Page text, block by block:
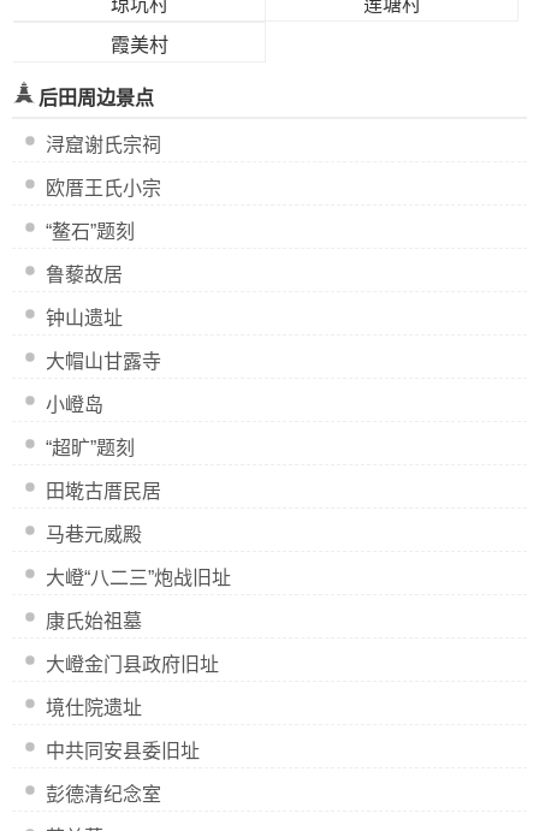
琼坑村
莲塘村
霞美村
后田周边景点
浔窟谢氏宗祠
欧厝王氏小宗
“鳌石”题刻
鲁藜故居
钟山遗址
大帽山甘露寺
小嶝岛
“超旷”题刻
田墘古厝民居
马巷元威殿
大嶝“八二三”炮战旧址
康氏始祖墓
大嶝金门县政府旧址
境仕院遗址
中共同安县委旧址
彭德清纪念室